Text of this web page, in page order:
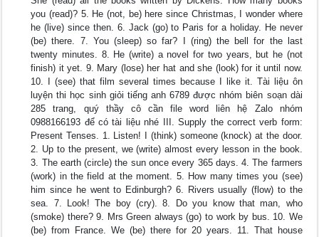
you (read)? 5. He (not, be) here since Christmas, I wonder where
he (live) since then. 6. Jack (go) to Paris for a holiday. He never
(be) there. 7. You (sleep) so far? I (ring) the bell for the last
twenty minutes. 8. He (write) a novel for two years, but he (not
finish) it yet. 9. Mary (lose) her hat and she (look) for it until now.
10. I (see) that film several times because I like it. Tài liệu ôn
luyện thi học sinh giỏi tiếng anh 6789 được nhóm biên soạn dài
285 trang, quý thầy cô cần file word liên hệ Zalo nhóm
0988166193 để có tài liệu nhé III. Supply the correct verb form:
Present Tenses. 1. Listen! I (think) someone (knock) at the door.
2. Up to the present, we (write) almost every lesson in the book.
3. The earth (circle) the sun once every 365 days. 4. The farmers
(work) in the field at the moment. 5. How many times you (see)
him since he went to Edinburgh? 6. Rivers usually (flow) to the
sea. 7. Look! The boy (cry). 8. Do you know that man, who
(smoke) there? 9. Mrs Green always (go) to work by bus. 10. We
(be) from France. We (be) there for 20 years. 11. That house